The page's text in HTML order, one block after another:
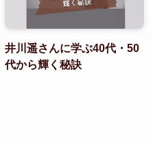
井川遥さんに学ぶ40代・50
代から輝く秘訣